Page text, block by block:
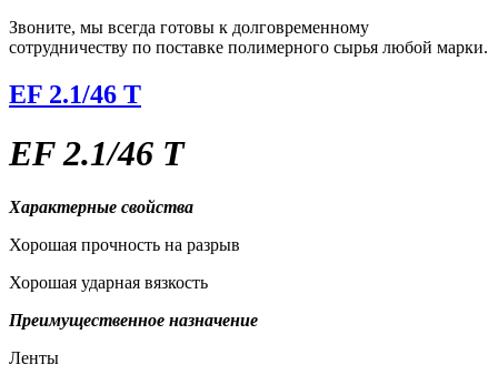
Звоните, мы всегда готовы к долговременному
сотрудничеству по поставке полимерного сырья любой марки.
EF 2.1/46 T
EF 2.1/46 T
Характерные свойства
Хорошая прочность на разрыв
Хорошая ударная вязкость
Преимущественное назначение
Ленты